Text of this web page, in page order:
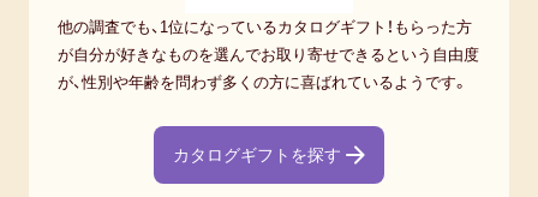
他の調査でも、1位になっているカタログギフト！もらった方
が自分が好きなものを選んでお取り寄せできるという自由度
が、性別や年齢を問わず多くの方に喜ばれているようです。
カタログギフトを探す